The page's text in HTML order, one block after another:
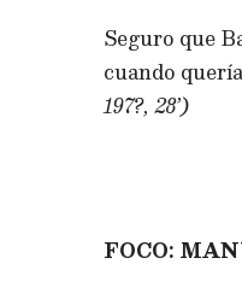
Seguro que
cuando
197?, 28’)
FOCO: